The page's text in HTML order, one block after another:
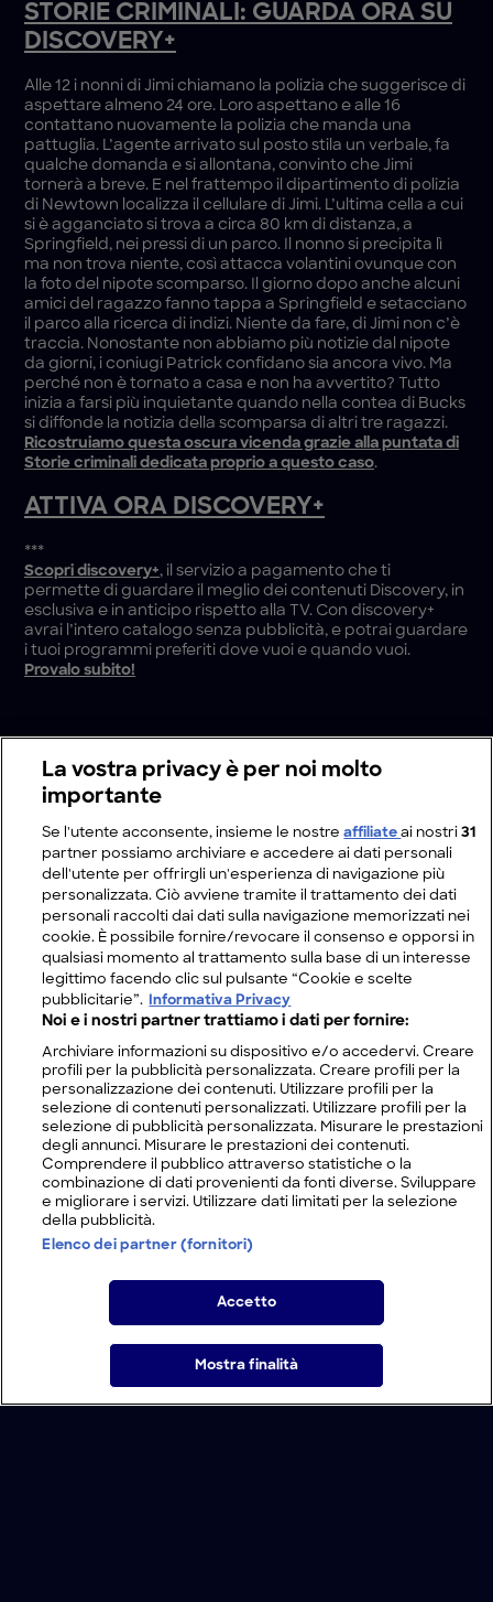
STORIE CRIMINALI: GUARDA ORA SU
DISCOVERY+
Alle 12 i nonni di Jimi chiamano la polizia che suggerisce di
aspettare almeno 24 ore. Loro aspettano e alle 16
contattano nuovamente la polizia che manda una
pattuglia. L’agente arrivato sul posto stila un verbale, fa
qualche domanda e si allontana, convinto che Jimi
tornerà a breve. E nel frattempo il dipartimento di polizia
di Newtown localizza il cellulare di Jimi. L’ultima cella a cui
si è agganciato si trova a circa 80 km di distanza, a
Springfield, nei pressi di un parco. Il nonno si precipita lì
ma non trova niente, così attacca volantini ovunque con
la foto del nipote scomparso. Il giorno dopo anche alcuni
amici del ragazzo fanno tappa a Springfield e setacciano
il parco alla ricerca di indizi. Niente da fare, di Jimi non c’è
traccia. Nonostante non abbiamo più notizie dal nipote
da giorni, i coniugi Patrick confidano sia ancora vivo. Ma
perché non è tornato a casa e non ha avvertito? Tutto
inizia a farsi più inquietante quando nella contea di Bucks
si diffonde la notizia della scomparsa di altri tre ragazzi.
Ricostruiamo questa oscura vicenda grazie alla puntata di
Storie criminali dedicata proprio a questo caso.
ATTIVA ORA DISCOVERY+
***
Scopri discovery+, il servizio a pagamento che ti
permette di guardare il meglio dei contenuti Discovery, in
esclusiva e in anticipo rispetto alla TV. Con discovery+
avrai l’intero catalogo senza pubblicità, e potrai guardare
i tuoi programmi preferiti dove vuoi e quando vuoi.
Provalo subito!
La vostra privacy è per noi molto
importante
Se l'utente acconsente, insieme le nostreaffiliateai nostri31
partner possiamo archiviare e accedere ai dati personali
dell'utente per offrirgli un'esperienza di navigazione più
personalizzata. Ciò avviene tramite il trattamento dei dati
personali raccolti dai dati sulla navigazione memorizzati nei
cookie. È possibile fornire/revocare il consenso e opporsi in
qualsiasi momento al trattamento sulla base di un interesse
legittimo facendo clic sul pulsante “Cookie e scelte
pubblicitarie”.
Informativa Privacy
Noi e i nostri partner trattiamo i dati per fornire:
Archiviare informazioni su dispositivo e/o accedervi. Creare
profili per la pubblicità personalizzata. Creare profili per la
personalizzazione dei contenuti. Utilizzare profili per la
selezione di contenuti personalizzati. Utilizzare profili per la
selezione di pubblicità personalizzata. Misurare le prestazioni
degli annunci. Misurare le prestazioni dei contenuti.
Comprendere il pubblico attraverso statistiche o la
combinazione di dati provenienti da fonti diverse. Sviluppare
e migliorare i servizi. Utilizzare dati limitati per la selezione
della pubblicità.
Elenco dei partner (fornitori)
Accetto
Mostra finalità